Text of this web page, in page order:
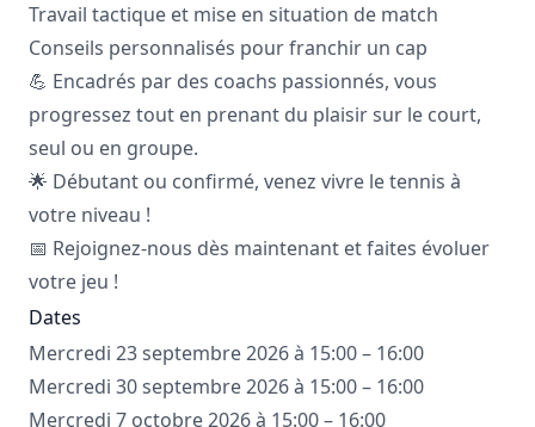
Travail tactique et mise en situation de match
Conseils personnalisés pour franchir un cap
💪 Encadrés par des coachs passionnés, vous
progressez tout en prenant du plaisir sur le court,
seul ou en groupe.
🌟 Débutant ou confirmé, venez vivre le tennis à
votre niveau !
📅 Rejoignez-nous dès maintenant et faites évoluer
votre jeu !
Dates
Mercredi 23 septembre 2026 à 15:00 – 16:00
Mercredi 30 septembre 2026 à 15:00 – 16:00
Mercredi 7 octobre 2026 à 15:00 – 16:00